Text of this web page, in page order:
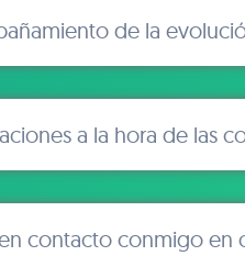
de la
a la hora de las
contacto conmigo en